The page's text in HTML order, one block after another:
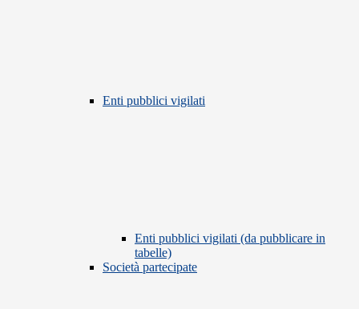
Enti pubblici vigilati
Enti pubblici vigilati (da pubblicare in
tabelle)
Società partecipate